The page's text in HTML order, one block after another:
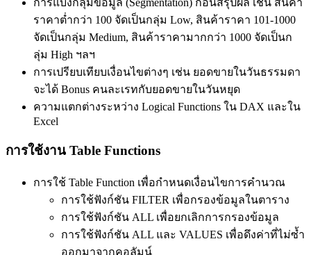
ราคาต่ำกว่า 100 จัดเป็นกลุ่ม Low, สินค้าราคา 101-1000
จัดเป็นกลุ่ม Medium, สินค้าราคามากกว่า 1000 จัดเป็นก
ลุ่ม High ฯลฯ
การเปรียบเทียบเงื่อนไขต่างๆ เช่น ยอดขายในวันธรรมดา
จะได้ Bonus คนละเรทกับยอดขายในวันหยุด
ความแตกต่างระหว่าง Logical Functions ใน DAX และใน
Excel
การใช้งาน Table Functions
การใช้ Table Function เพื่อกำหนดเงื่อนไขการคำนวณ
การใช้ฟังก์ชัน FILTER เพื่อกรองข้อมูลในตาราง
การใช้ฟังก์ชัน ALL เพื่อยกเลิกการกรองข้อมูล
การใช้ฟังก์ชัน ALL และ VALUES เพื่อดึงค่าที่ไม่ซ้ำ
ออกมาจากคอลัมน์